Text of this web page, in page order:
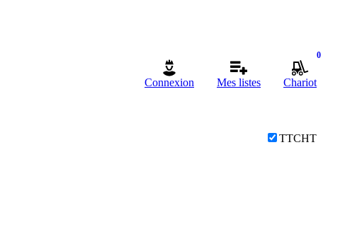
Connexion Mes listes
0
Chariot
TTCHT